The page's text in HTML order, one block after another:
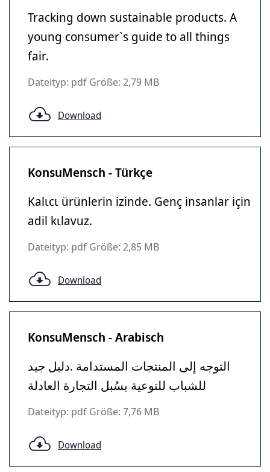
Tracking down sustainable products. A
young consumer`s guide to all things
fair.
Dateityp: pdf Größe: 2,79 MB
Download
KonsuMensch - Türkçe
Kalιcι ürünlerin izinde. Genç insanlar için
adil kιlavuz.
Dateityp: pdf Größe: 2,85 MB
Download
KonsuMensch - Arabisch
التوجه إلى المنتجات المستدامة .دليل جيد
للشباب للتوعية بسُبل التجارة العادلة
Dateityp: pdf Größe: 7,76 MB
Download